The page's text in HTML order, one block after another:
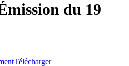
du 19
Télécharger